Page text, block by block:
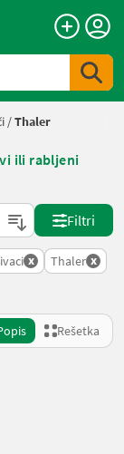
/Thaler
ili rabljeni
Filtri
x Thaler x
Rešetka